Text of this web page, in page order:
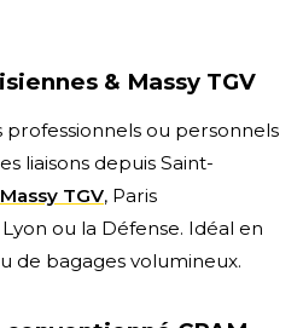
& Massy TGV
ou personnels
liaisons depuis Saint-
TGV, Paris
ou la Défense. Idéal en
de bagages volumineux.